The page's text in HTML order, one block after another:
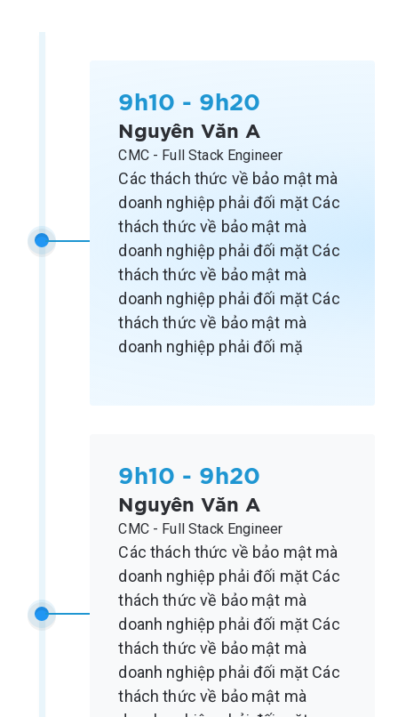
9h10 - 9h20
Nguyên Văn A
CMC - Full Stack Engineer
Các thách thức về bảo mật mà
doanh nghiệp phải đối mặt Các
thách thức về bảo mật mà
doanh nghiệp phải đối mặt Các
thách thức về bảo mật mà
doanh nghiệp phải đối mặt Các
thách thức về bảo mật mà
doanh nghiệp phải đối mặ
9h10 - 9h20
Nguyên Văn A
CMC - Full Stack Engineer
Các thách thức về bảo mật mà
doanh nghiệp phải đối mặt Các
thách thức về bảo mật mà
doanh nghiệp phải đối mặt Các
thách thức về bảo mật mà
doanh nghiệp phải đối mặt Các
thách thức về bảo mật mà